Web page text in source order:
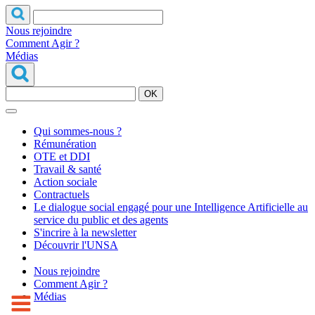
Nous rejoindre
Comment Agir ?
Médias
OK
Qui sommes-nous ?
Rémunération
OTE et DDI
Travail & santé
Action sociale
Contractuels
Le dialogue social engagé pour une Intelligence Artificielle au
service du public et des agents
S'incrire à la newsletter
Découvrir l'UNSA
Nous rejoindre
Comment Agir ?
Médias